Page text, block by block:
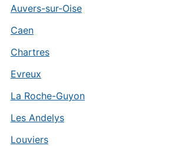
Auvers-sur-Oise
Caen
Chartres
Evreux
La Roche-Guyon
Les Andelys
Louviers